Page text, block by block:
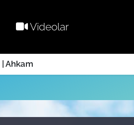
Videolar
| Ahkam